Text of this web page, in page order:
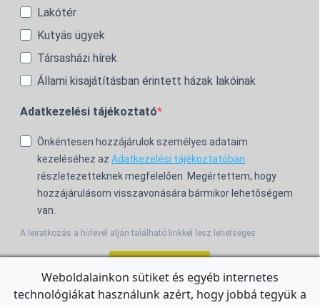
Lakótér
Kutyás ügyek
Társasházi hírek
Állami kisajátításban érintett házak lakóinak
Adatkezelési tájékoztató
Önkéntesen hozzájárulok személyes adataim
kezeléséhez az Adatkezelési tájékoztatóban
részletezetteknek megfelelően. Megértettem, hogy
hozzájárulásom visszavonására bármikor lehetőségem
van.
A leiratkozás a hírlevél alján található linkkel lesz lehetséges.
Weboldalainkon sütiket és egyéb internetes
technológiákat használunk azért, hogy jobbá tegyük a